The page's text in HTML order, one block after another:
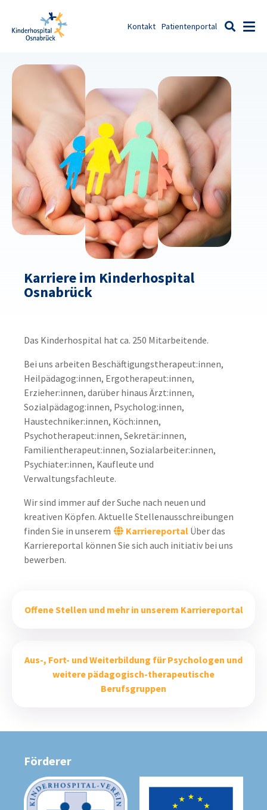
Kontakt Patientenportal
Suche
Karriere im Kinderhospital
Osnabrück
Das Kinderhospital hat ca. 250 Mitarbeitende.
Bei uns arbeiten Beschäftigungstherapeut:innen,
Heilpädagog:innen, Ergotherapeut:innen,
Erzieher:innen, darüber hinaus Ärzt:innen,
Sozialpädagog:innen, Psycholog:innen,
Haustechniker:innen, Köch:innen,
Psychotherapeut:innen, Sekretär:innen,
Familientherapeut:innen, Sozialarbeiter:innen,
Psychiater:innen, Kaufleute und
Verwaltungsfachleute.
Wir sind immer auf der Suche nach neuen und
kreativen Köpfen. Aktuelle Stellenausschreibungen
finden Sie in unserem
Karriereportal Über das
Karriereportal können Sie sich auch initiativ bei uns
bewerben.
Offene Stellen und mehr in unserem Karriereportal
Aus-, Fort- und Weiterbildung für Psychologen und
weitere pädagogisch-therapeutische
Berufsgruppen
Förderer